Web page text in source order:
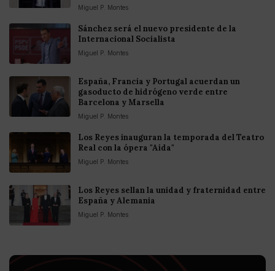
Miguel P. Montes
Sánchez será el nuevo presidente de la
Internacional Socialista
Miguel P. Montes
España, Francia y Portugal acuerdan un
gasoducto de hidrógeno verde entre
Barcelona y Marsella
Miguel P. Montes
Los Reyes inauguran la temporada del Teatro
Real con la ópera "Aída"
Miguel P. Montes
Los Reyes sellan la unidad y fraternidad entre
España y Alemania
Miguel P. Montes